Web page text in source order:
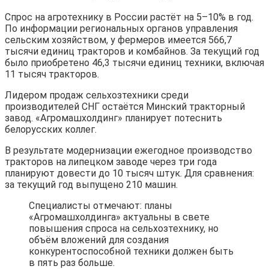
Спрос на агротехнику в России растёт на 5–10% в год.
По информации региональных органов управления
сельским хозяйством, у фермеров имеется 566,7
тысячи единиц тракторов и комбайнов. За текущий год
было приобретено 46,3 тысячи единиц техники, включая
11 тысяч тракторов.
Лидером продаж сельхозтехники среди
производителей СНГ остаётся Минский тракторный
завод. «Агромашхолдинг» планирует потеснить
белорусских коллег.
В результате модернизации ежегодное производство
тракторов на липецком заводе через три года
планируют довести до 10 тысяч штук. Для сравнения:
за текущий год выпущено 210 машин.
Специалисты отмечают: планы
«Агромашхолдинга» актуальны в свете
повышения спроса на сельхозтехнику, но
объём вложений для создания
конкурентоспособной техники должен быть
в пять раз больше.